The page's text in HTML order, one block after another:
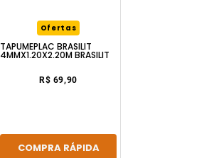
Ofertas
TAPUMEPLAC BRASILIT
4MMX1.20X2.20M BRASILIT
R$ 69,90
COMPRA RÁPIDA